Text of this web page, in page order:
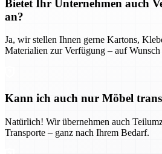
Bietet Ihr Unternehmen auch
an?
Ja, wir stellen Ihnen gerne Kartons,
Materialien zur Verfügung – auf
Kann ich auch nur Möbel
Natürlich! Wir übernehmen auch
Transporte – ganz nach Ihrem Bedarf.